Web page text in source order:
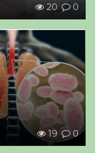
20 0
19 0